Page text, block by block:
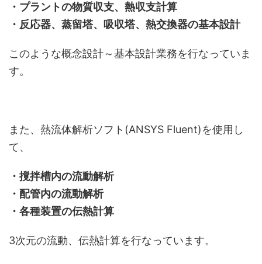
・プラントの物質収支、熱収支計算
・反応器、蒸留塔、吸収塔、熱交換器の基本設計
このような概念設計～基本設計業務を行なっていま
す。
また、熱流体解析ソフト(ANSYS Fluent)を使用し
て、
・撹拌槽内の流動解析
・配管内の流動解析
・各種装置の伝熱計算
3次元の流動、伝熱計算を行なっています。